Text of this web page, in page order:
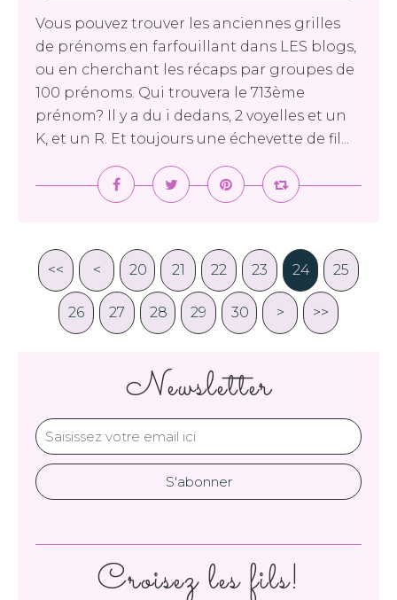
Vous pouvez trouver les anciennes grilles
de prénoms en farfouillant dans LES blogs,
ou en cherchant les récaps par groupes de
100 prénoms. Qui trouvera le 713ème
prénom? Il y a du i dedans, 2 voyelles et un
K, et un R. Et toujours une échevette de fil...
<< < 10
20 21 22 23 24 25
26 27 28 29 30 40
50
60
70
80
90
100
> >>
Newsletter
Croisez les fils!